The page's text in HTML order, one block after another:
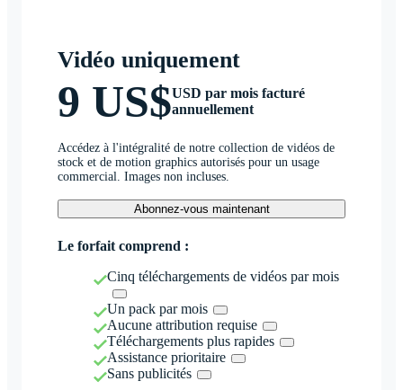
Vidéo uniquement
9 US$USD par mois facturé
annuellement
Accédez à l'intégralité de notre collection de vidéos de
stock et de motion graphics autorisés pour un usage
commercial. Images non incluses.
Abonnez-vous maintenant
Le forfait comprend :
Cinq téléchargements de vidéos par mois
Un pack par mois
Aucune attribution requise
Téléchargements plus rapides
Assistance prioritaire
Sans publicités